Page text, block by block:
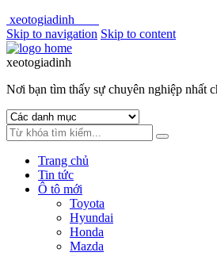
xeotogiadinh
Skip to navigation Skip to content
xeotogiadinh
Nơi bạn tìm thấy sự chuyên nghiệp nhất
Trang chủ
Tin tức
Ô tô mới
Toyota
Hyundai
Honda
Mazda